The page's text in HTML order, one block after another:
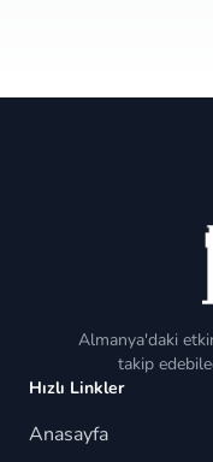
Almanya'daki
takip
Hızlı Linkler
Anasayfa